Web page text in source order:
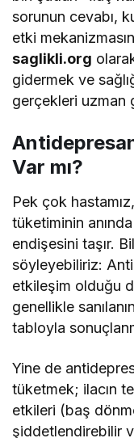
sorunun cevabı,
etki
saglikli.org
gidermek ve
gerçekleri uzman
Var mı?
Pek çok
tüketiminin
endişesini taşır.
söyleyebiliriz:
etkileşim olduğu
genellikle
tabloyla
Yine de
tüketmek; ilacın
etkileri (baş
şiddetlendirebilir